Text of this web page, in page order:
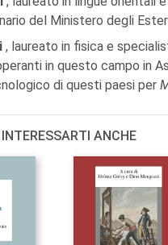
del Ministero degli
, laureato in fisica e
in questo campo in
di questi paesi per
INTERESSARTI ANCHE